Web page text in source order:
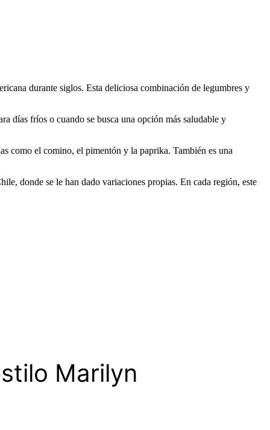
durante siglos. Esta deliciosa combinación de legumbres y
días fríos o cuando se busca una opción más saludable y
como el comino, el pimentón y la paprika. También es una
donde se le han dado variaciones propias. En cada región, este
Marilyn